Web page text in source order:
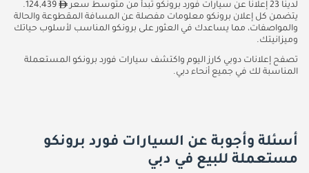
لدينا 23 إعلانًا عن سيارات فورد برونكو تبدأ من متوسط سعر
124,439.
يتضمن كل إعلان برونكو معلومات مفصلة عن المسافة المقطوعة والحالة
والمواصفات، مما يساعدك في العثور على برونكو المناسب لأسلوب حياتك
وميزانيتك.
تصفح إعلانات دوبي كارز اليوم واكتشف سيارات فورد برونكو المستعملة
المناسبة لك في جميع أنحاء دبي.
أسئلة وأجوبة عن السيارات فورد برونكو
مستعملة للبيع في دبي